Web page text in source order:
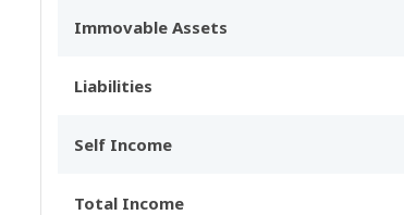
Immovable Assets
Liabilities
Self Income
Total Income